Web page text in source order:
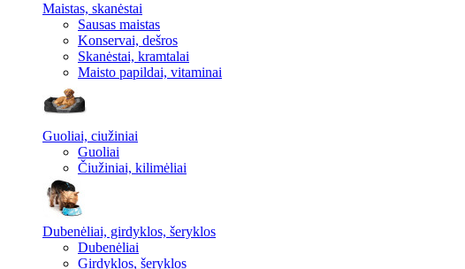
Maistas, skanėstai
Sausas maistas
Konservai, dešros
Skanėstai, kramtalai
Maisto papildai, vitaminai
Guoliai, ciužiniai
Guoliai
Čiužiniai, kilimėliai
Dubenėliai, girdyklos, šeryklos
Dubenėliai
Girdyklos, šeryklos